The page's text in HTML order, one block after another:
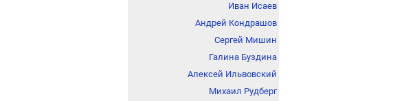
Иван Исаев
Андрей Кондрашов
Сергей Мишин
Галина Буздина
Алексей Ильвовский
Михаил Рудберг